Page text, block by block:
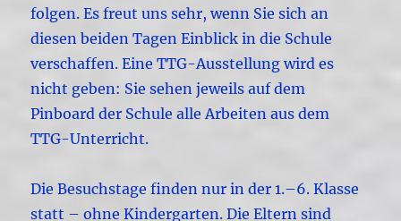
folgen. Es freut uns sehr, wenn Sie sich an
diesen beiden Tagen Einblick in die Schule
verschaffen. Eine TTG-Ausstellung wird es
nicht geben: Sie sehen jeweils auf dem
Pinboard der Schule alle Arbeiten aus dem
TTG-Unterricht.
Die Besuchstage finden nur in der 1.–6. Klasse
statt – ohne Kindergarten. Die Eltern sind